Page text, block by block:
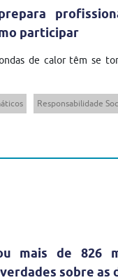
participar
de calor têm se
Responsabilidade
mais de 826
sobre as